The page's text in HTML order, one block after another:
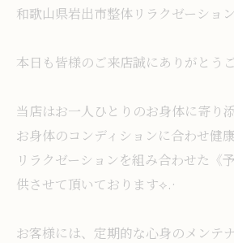
和歌山県岩出市整体リラクゼーショ
本日も皆様のご来店誠にありがとう
当店はお一人ひとりのお身体に寄り
お身体のコンディションに合わせ健
リラクゼーションを組み合わせた《
供させて頂いております⟡.·
お客様には、定期的な心身のメンテ